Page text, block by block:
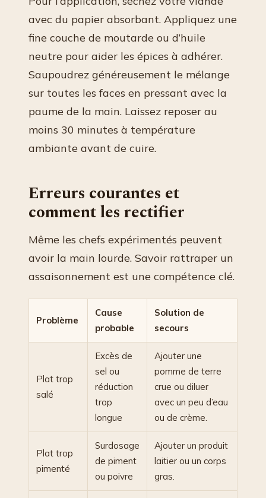
avec du papier absorbant. Appliquez une
fine couche de moutarde ou d’huile
neutre pour aider les épices à adhérer.
Saupoudrez généreusement le mélange
sur toutes les faces en pressant avec la
paume de la main. Laissez reposer au
moins 30 minutes à température
ambiante avant de cuire.
Erreurs courantes et
comment les rectifier
Même les chefs expérimentés peuvent
avoir la main lourde. Savoir rattraper un
assaisonnement est une compétence clé.
Problème
Cause
probable
Solution de
secours
Plat trop
salé
Excès de
sel ou
réduction
trop
longue
Ajouter une
pomme de terre
crue ou diluer
avec un peu d’eau
ou de crème.
Plat trop
pimenté
Surdosage
de piment
ou poivre
Ajouter un produit
laitier ou un corps
gras.